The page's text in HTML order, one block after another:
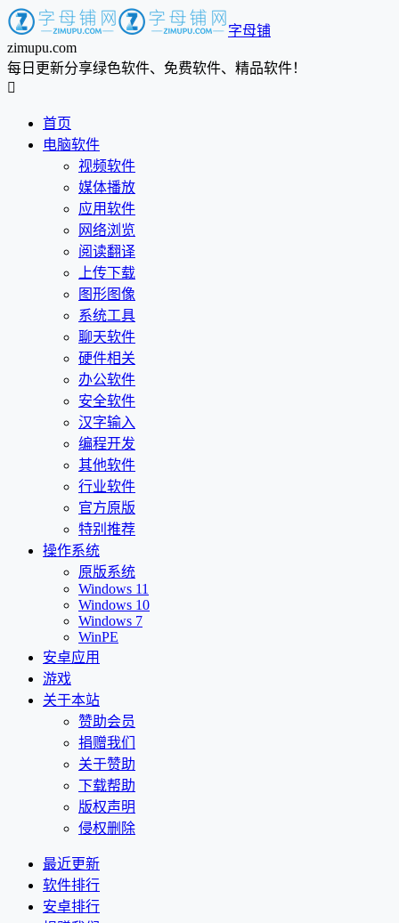
字母铺
zimupu.com
每日更新分享绿色软件、免费软件、精品软件！

首页
电脑软件
视频软件
媒体播放
应用软件
网络浏览
阅读翻译
上传下载
图形图像
系统工具
聊天软件
硬件相关
办公软件
安全软件
汉字输入
编程开发
其他软件
行业软件
官方原版
特别推荐
操作系统
原版系统
Windows 11
Windows 10
Windows 7
WinPE
安卓应用
游戏
关于本站
赞助会员
捐赠我们
关于赞助
下载帮助
版权声明
侵权删除
最近更新
软件排行
安卓排行